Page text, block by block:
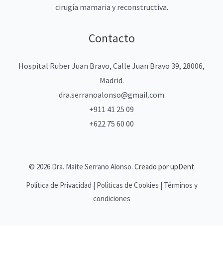
cirugía mamaria y reconstructiva.
Contacto
Hospital Ruber Juan Bravo, Calle Juan Bravo 39, 28006,
Madrid.
dra.serranoalonso@gmail.com
+911 41 25 09
+622 75 60 00
© 2026 Dra. Maite Serrano Alonso. Creado por upDent
Política de Privacidad | Políticas de Cookies | Términos y
condiciones